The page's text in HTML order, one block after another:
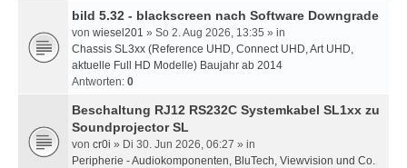
bild 5.32 - blackscreen nach Software Downgrade
von wiesel201 » So 2. Aug 2026, 13:35 » in
Chassis SL3xx (Reference UHD, Connect UHD, Art UHD,
aktuelle Full HD Modelle) Baujahr ab 2014
Antworten: 0
Beschaltung RJ12 RS232C Systemkabel SL1xx zu
Soundprojector SL
von cr0i » Di 30. Jun 2026, 06:27 » in
Peripherie - Audiokomponenten, BluTech, Viewvision und Co.